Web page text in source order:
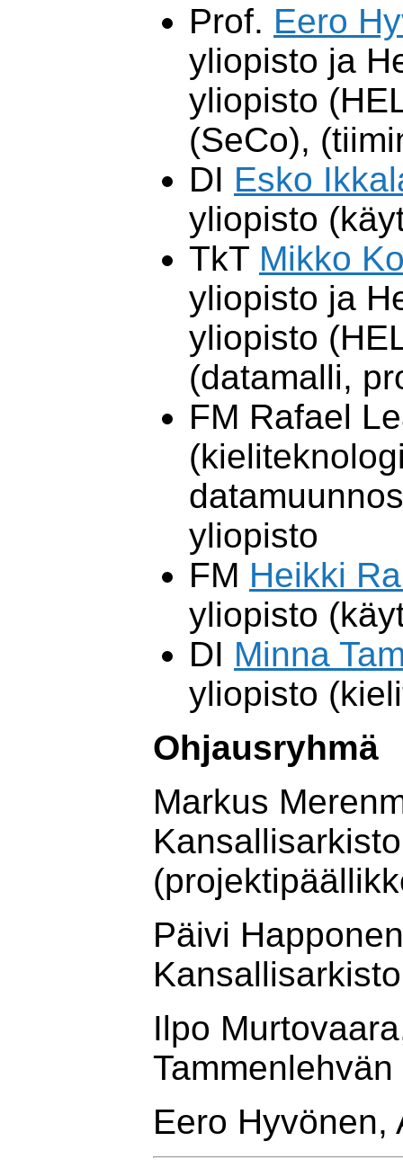
Prof. Eero
yliopisto ja
yliopisto
(SeCo),
DI Esko
yliopisto
TkT Mikko
yliopisto ja
yliopisto
(datamalli,
FM Rafael
yliopisto
FM Heikki
yliopisto
DI Minna
yliopisto
Ohjausryhmä
Markus
Kansallisarkisto
Päivi
Kansallisarkisto
Ilpo
Eero Hyvönen,